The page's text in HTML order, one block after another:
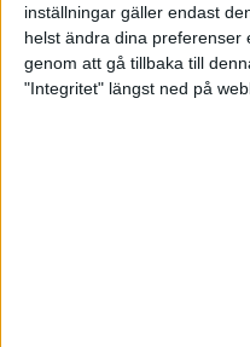
inställningar gäller endast
helst ändra dina preferenser
genom att gå tillbaka till
"Integritet" längst ned på
Styrelse
Kommittéer